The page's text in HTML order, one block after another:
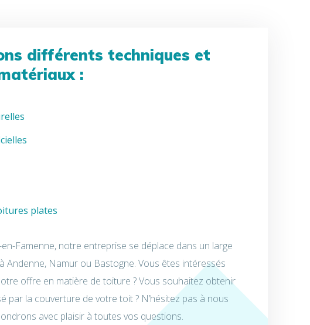
différents techniques et
:
plates
Famenne, notre entreprise se déplace dans un large
Andenne, Namur ou Bastogne. Vous êtes intéressés
offre en matière de toiture ? Vous souhaitez obtenir
par la couverture de votre toit ? N’hésitez pas à nous
avec plaisir à toutes vos questions.